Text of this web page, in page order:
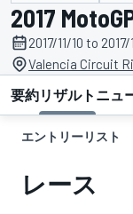
2017
2017/11/10 to 2017/
Valencia Circuit
要約リザルト ニュ
エントリーリスト
レース